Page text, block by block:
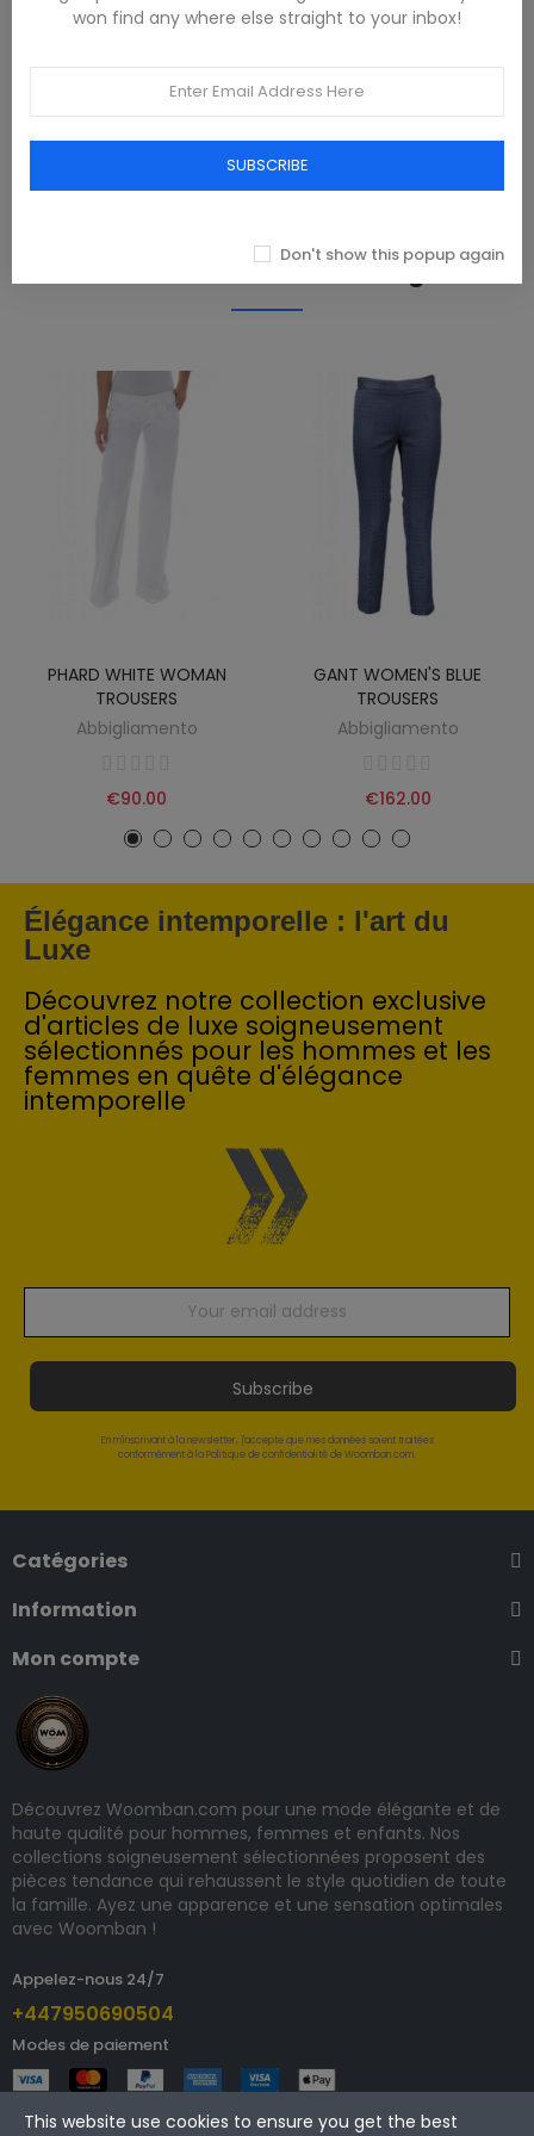
PRODUCT DETAILS
Produits dans la même catégorie
PHARD WHITE WOMAN
TROUSERS
Abbigliamento
€90.00
GANT WOMEN'S BLUE
TROUSERS
Abbigliamento
€162.00
Élégance intemporelle : l'art du
Luxe
Découvrez notre collection exclusive
d'articles de luxe soigneusement
sélectionnés pour les hommes et les
femmes en quête d'élégance
intemporelle
Subscribe
En m'inscrivant à la newsletter, j'accepte que mes données soient traitées
conformément à la Politique de confidentialité de Woomban.com.
Catégories
Information
Mon compte
Découvrez Woomban.com pour une mode élégante et de
haute qualité pour hommes, femmes et enfants. Nos
collections soigneusement sélectionnées proposent des
pièces tendance qui rehaussent le style quotidien de toute
la famille. Ayez une apparence et une sensation optimales
avec Woomban !
Appelez-nous 24/7
+447950690504
Modes de paiement
This website use cookies to ensure you get the best
won find any where else straight to your inbox!
SUBSCRIBE
Don't show this popup again